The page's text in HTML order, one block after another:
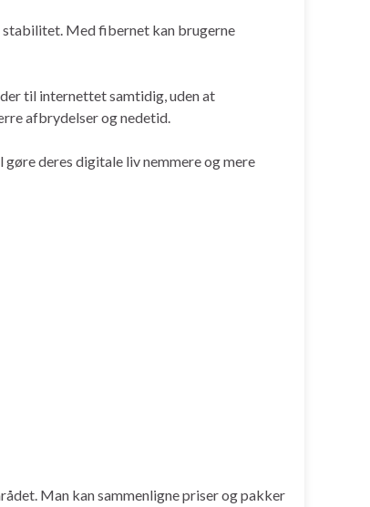
stabilitet. Med fibernet kan brugerne
til internettet samtidig, uden at
afbrydelser og nedetid.
deres digitale liv nemmere og mere
Man kan sammenligne priser og pakker